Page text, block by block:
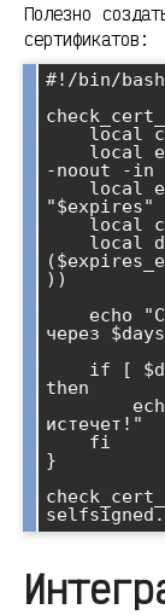
Полезно
сертификатов:
#!/bin/bash
-noout -
"$expires"
))
через
then
истечет!"
}